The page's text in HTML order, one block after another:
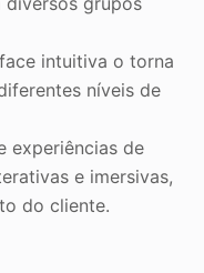
intuitiva o torna
níveis de
experiências de
e imersivas,
do cliente.